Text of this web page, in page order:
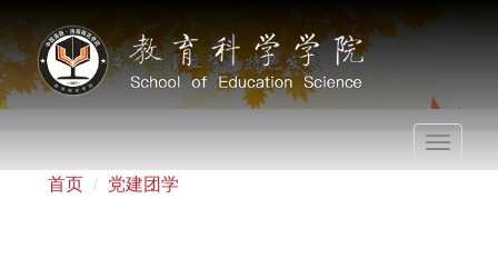
Toggle
首页 党建团学